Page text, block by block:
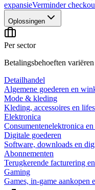
expansieVerminder
Oplossingen
Per sector
Betalingsbehoeften
Detailhandel
Algemene goederen en
Mode & kleding
Kleding, accessoires en
Elektronica
Consumentenelektronica
Digitale goederen
Software, downloads en
Abonnementen
Terugkerende facturering
Gaming
Games, in-game aankopen